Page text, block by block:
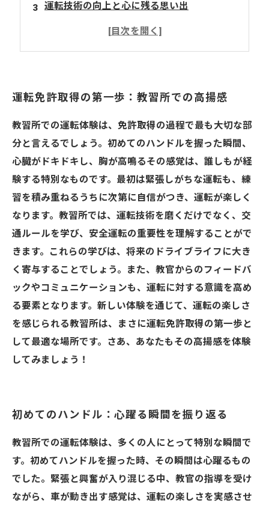
運転技術の向上と心に残る思い出
教習所が教えてくれる運転の真髄
運転免許取得の第一歩：教習所での高揚感
教習所での運転体験は、免許取得の過程で最も大切な部
分と言えるでしょう。初めてのハンドルを握った瞬間、
心臓がドキドキし、胸が高鳴るその感覚は、誰しもが経
験する特別なものです。最初は緊張しがちな運転も、練
習を積み重ねるうちに次第に自信がつき、運転が楽しく
なります。教習所では、運転技術を磨くだけでなく、交
通ルールを学び、安全運転の重要性を理解することがで
きます。これらの学びは、将来のドライブライフに大き
く寄与することでしょう。また、教官からのフィードバ
ックやコミュニケーションも、運転に対する意識を高め
る要素となります。新しい体験を通じて、運転の楽しさ
を感じられる教習所は、まさに運転免許取得の第一歩と
して最適な場所です。さあ、あなたもその高揚感を体験
してみましょう！
初めてのハンドル：心躍る瞬間を振り返る
教習所での運転体験は、多くの人にとって特別な瞬間で
す。初めてハンドルを握った時、その瞬間は心躍るもの
でした。緊張と興奮が入り混じる中、教官の指導を受け
ながら、車が動き出す感覚は、運転の楽しさを実感させ